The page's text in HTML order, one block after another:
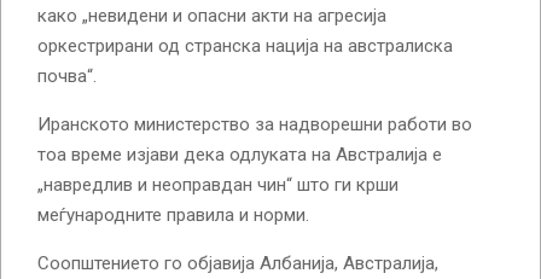
како „невидени и опасни акти на агресија
оркестрирани од странска нација на австралиска
почва“.
Иранското министерство за надворешни работи во
тоа време изјави дека одлуката на Австралија е
„навредлив и неоправдан чин“ што ги крши
меѓународните правила и норми.
Соопштението го објавија Албанија, Австралија,